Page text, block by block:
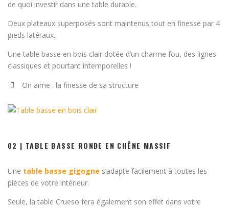
de quoi investir dans une table durable.
Deux plateaux superposés sont maintenus tout en finesse par 4
pieds latéraux.
Une table basse en bois clair dotée d’un charme fou, des lignes
classiques et pourtant intemporelles !
On aime : la finesse de sa structure
02 | TABLE BASSE RONDE EN CHÊNE MASSIF
Une table basse gigogne s’adapte facilement à toutes les
pièces de votre intérieur.
Seule, la table Crueso fera également son effet dans votre